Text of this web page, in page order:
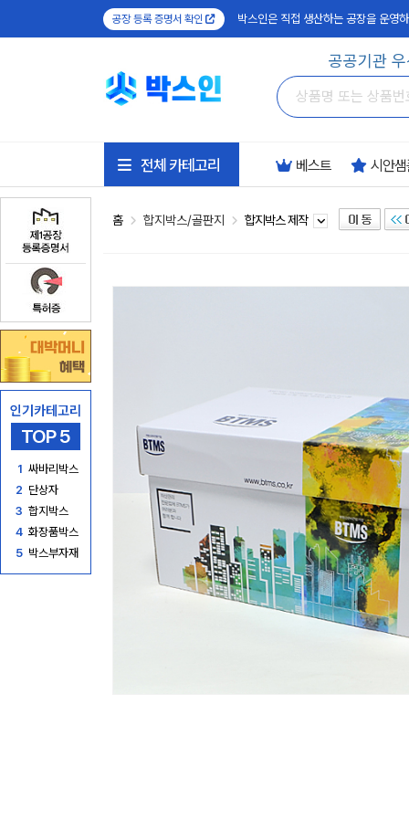
공장 등록 증명서 확인 박스인은 직접 생산하는 공장을 운영
공공기관
인기카테고리
TOP 5
1 싸바리박스
2 단상자
3 합지박스
4 화장품박스
5 박스부자재
전체 카테고리 베스트 시안
홈 합지박스/골판지 합지박스 제작